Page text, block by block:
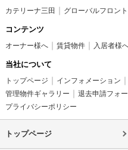
カテリーナ三田 グローバルフロン
コンテンツ
オーナー様へ 賃貸物件 入居者様
当社について
トップページ インフォメーション
管理物件ギャラリー
退去申請フォ
プライバシーポリシー
トップページ